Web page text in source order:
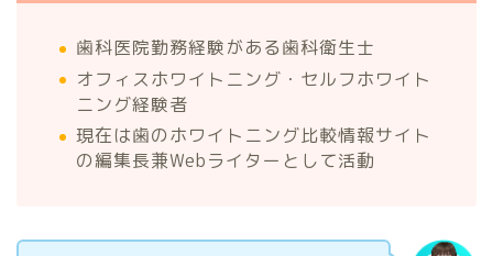
歯科医院勤務経験がある歯科衛生士
オフィスホワイトニング・セルフホワイト
ニング経験者
現在は歯のホワイトニング比較情報サイト
の編集長兼Webライターとして活動